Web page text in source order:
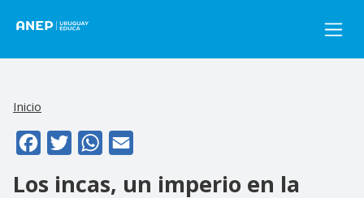
Inicio
FacebookTwitterWhatsApp
Los incas, un imperio en la